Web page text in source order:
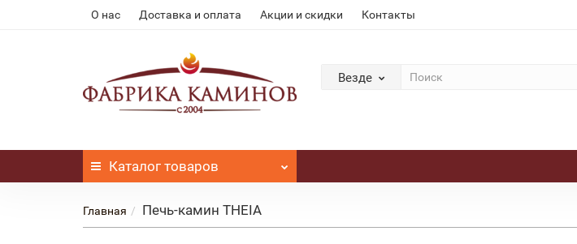
О нас Доставка и оплата Акции и скидки Контакты
Везде
Каталог товаров
Главная Печь-камин THEIA